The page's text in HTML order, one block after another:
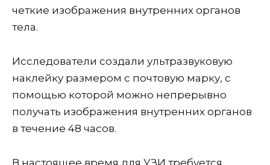
четкие изображения внутренних органов
тела.
Исследователи создали ультразвуковую
наклейку размером с почтовую марку, с
помощью которой можно непрерывно
получать изображения внутренних органов
в течение 48 часов.
В настоящее время для УЗИ требуется